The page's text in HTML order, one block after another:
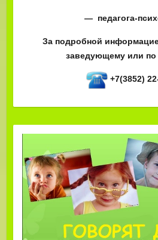
— педагога-
За подробной
заведующему или по
+7(3852)